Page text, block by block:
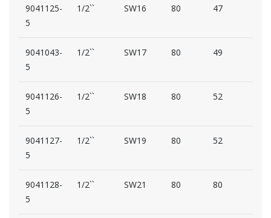
9041125-
5
1/2`` SW16 80 47
9041043-
5
1/2`` SW17 80 49
9041126-
5
1/2`` SW18 80 52
9041127-
5
1/2`` SW19 80 52
9041128-
5
1/2`` SW21 80 80